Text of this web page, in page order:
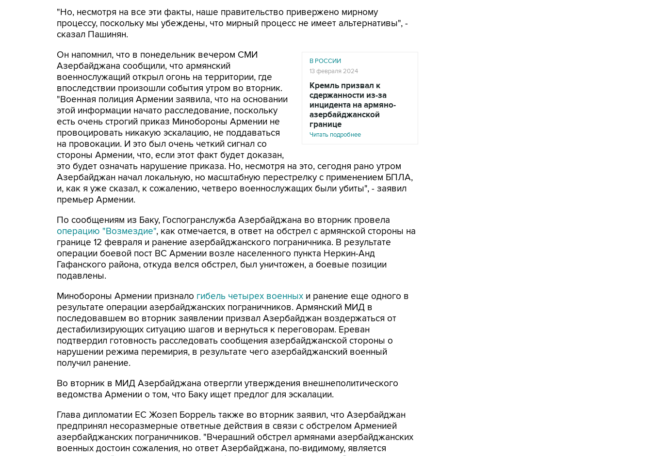
"Но, несмотря на все эти факты, наше правительство привержено мирному
процессу, поскольку мы убеждены, что мирный процесс не имеет альтернативы", -
сказал Пашинян.
В РОССИИ
13 февраля 2024
Кремль призвал к
сдержанности из-за
инцидента на армяно-
азербайджанской
границе
Читать подробнее
Он напомнил, что в понедельник вечером СМИ
Азербайджана сообщили, что армянский
военнослужащий открыл огонь на территории, где
впоследствии произошли события утром во вторник.
"Военная полиция Армении заявила, что на основании
этой информации начато расследование, поскольку
есть очень строгий приказ Минобороны Армении не
провоцировать никакую эскалацию, не поддаваться
на провокации. И это был очень четкий сигнал со
стороны Армении, что, если этот факт будет доказан,
это будет означать нарушение приказа. Но, несмотря на это, сегодня рано утром
Азербайджан начал локальную, но масштабную перестрелку с применением БПЛА,
и, как я уже сказал, к сожалению, четверо военнослужащих были убиты", - заявил
премьер Армении.
По сообщениям из Баку, Госпогранслужба Азербайджана во вторник провела
операцию "Возмездие", как отмечается, в ответ на обстрел с армянской стороны на
границе 12 февраля и ранение азербайджанского пограничника. В результате
операции боевой пост ВС Армении возле населенного пункта Неркин-Анд
Гафанского района, откуда велся обстрел, был уничтожен, а боевые позиции
подавлены.
Минобороны Армении признало гибель четырех военных и ранение еще одного в
результате операции азербайджанских пограничников. Армянский МИД в
последовавшем во вторник заявлении призвал Азербайджан воздержаться от
дестабилизирующих ситуацию шагов и вернуться к переговорам. Ереван
подтвердил готовность расследовать сообщения азербайджанской стороны о
нарушении режима перемирия, в результате чего азербайджанский военный
получил ранение.
Во вторник в МИД Азербайджана отвергли утверждения внешнеполитического
ведомства Армении о том, что Баку ищет предлог для эскалации.
Глава дипломатии ЕС Жозеп Боррель также во вторник заявил, что Азербайджан
предпринял несоразмерные ответные действия в связи с обстрелом Арменией
азербайджанских пограничников. "Вчерашний обстрел армянами азербайджанских
военных достоин сожаления, но ответ Азербайджана, по-видимому, является